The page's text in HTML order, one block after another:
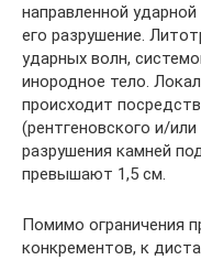
направленной
его разрушение.
ударных волн,
инородное тело.
происходит
(рентгеновского и/
разрушения камней
превышают 1,5 см.
Помимо ограничения
конкрементов, к